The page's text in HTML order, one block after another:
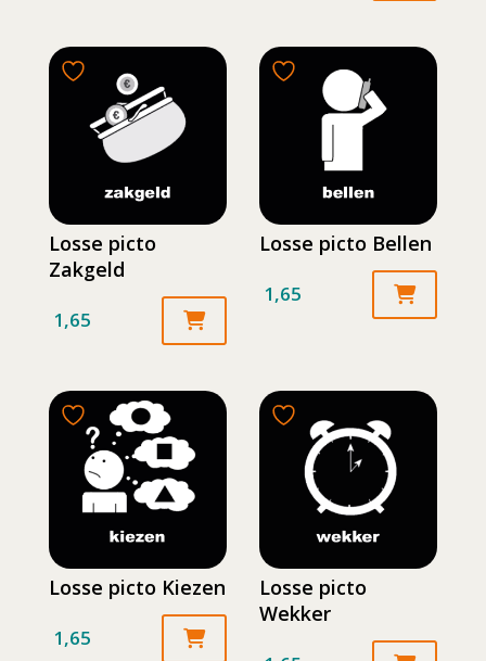
Losse picto
Zakgeld
1,65
Losse picto Bellen
1,65
Losse picto Kiezen
1,65
Losse picto
Wekker